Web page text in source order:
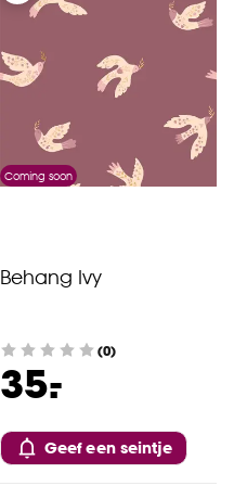
Coming soon
Behang Ivy
(0)
35.
-
Geef een seintje